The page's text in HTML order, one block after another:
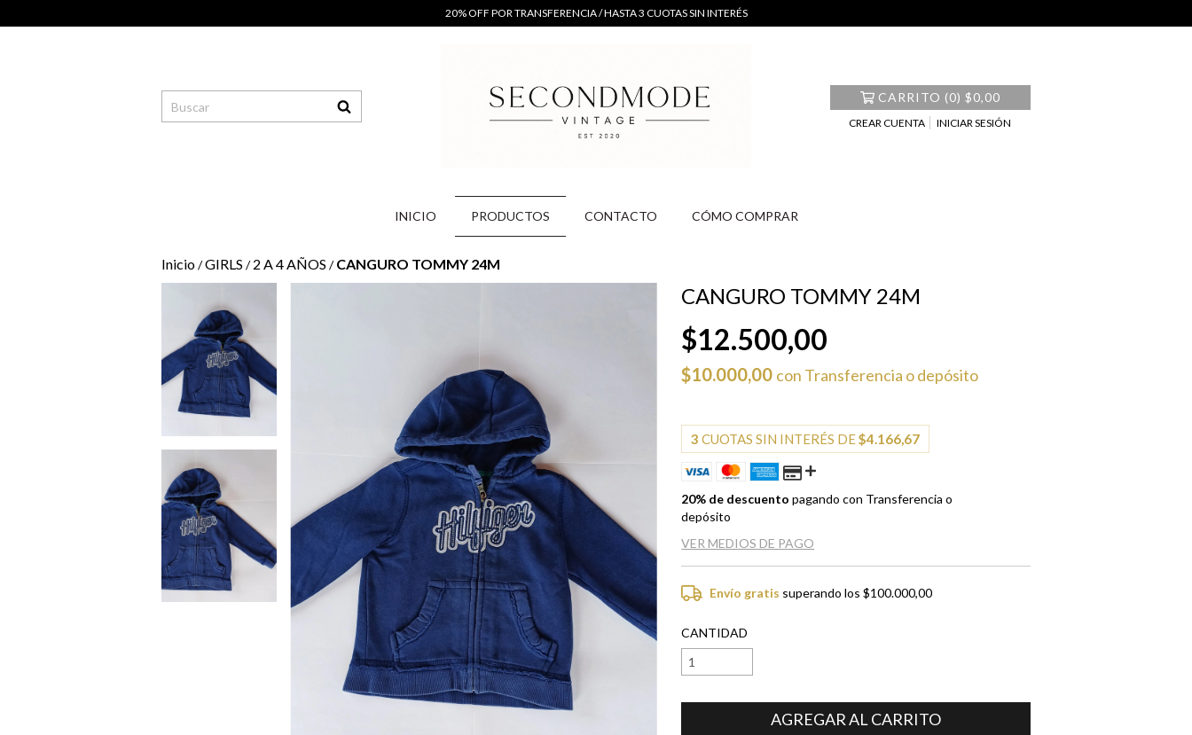
20% OFF POR TRANSFERENCIA / HASTA 3 CUOTAS SIN INTERÉS
CARRITO (0) $0,00
CREAR CUENTA INICIAR SESIÓN
INICIO PRODUCTOS CONTACTO CÓMO COMPRAR
Inicio/GIRLS / 2 A 4 AÑOS / CANGURO TOMMY 24M
CANGURO TOMMY 24M
$12.500,00
$10.000,00 con Transferencia o depósito
3 CUOTAS SIN INTERÉS DE$4.166,67
20% de descuento pagando con Transferencia o
depósito
VER MEDIOS DE PAGO
Envío gratis superando los $100.000,00
CANTIDAD